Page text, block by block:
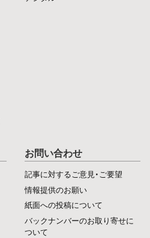
お問い合わせ
記事に対するご意見・ご要望
情報提供のお願い
紙面への投稿について
バックナンバーのお取り寄せに
ついて